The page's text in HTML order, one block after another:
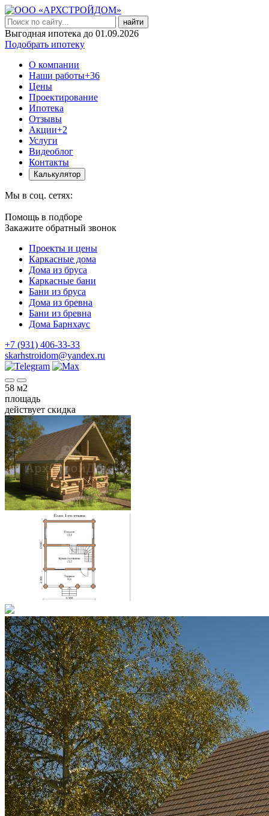
найти
Выгодная ипотека до 01.09.2026
Подобрать ипотеку
О компании
Наши работы+36
Цены
Проектирование
Ипотека
Отзывы
Акции+2
Услуги
Видеоблог
Контакты
Калькулятор
Мы в соц. сетях:
Помощь в подборе
Закажите обратный звонок
Проекты и цены
Каркасные дома
Дома из бруса
Каркасные бани
Бани из бруса
Дома из бревна
Бани из бревна
Дома Барнхаус
+7 (931) 406-33-33
skarhstroidom@yandex.ru
58 м2
площадь
действует скидка